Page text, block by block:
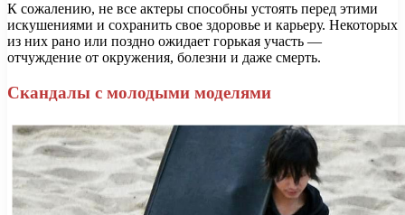
К сожалению, не все актеры способны устоять перед этими
искушениями и сохранить свое здоровье и карьеру. Некоторых
из них рано или поздно ожидает горькая участь —
отчуждение от окружения, болезни и даже смерть.
Скандалы с молодыми моделями